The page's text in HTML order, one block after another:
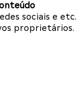
sociais e etc.
proprietários.